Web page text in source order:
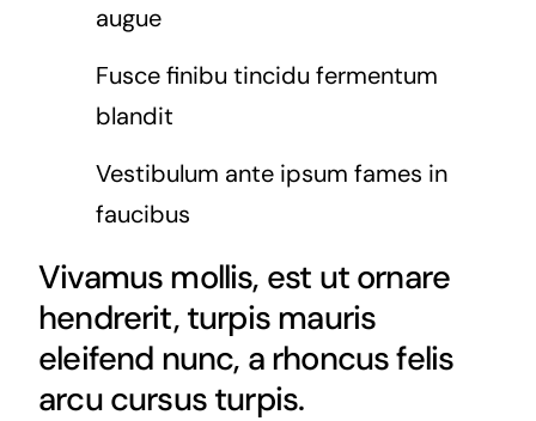
augue
Fusce finibu tincidu fermentum
blandit
Vestibulum ante ipsum fames in
faucibus
Vivamus mollis, est ut ornare
hendrerit, turpis mauris
eleifend nunc, a rhoncus felis
arcu cursus turpis.